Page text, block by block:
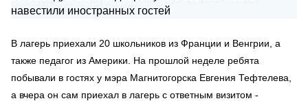
В лагерь приехали 20 школьников из Франции и Венгрии, а
также педагог из Америки. На прошлой неделе ребята
побывали в гостях у мэра Магнитогорска Евгения Тефтелева,
а вчера он сам приехал в лагерь с ответным визитом -